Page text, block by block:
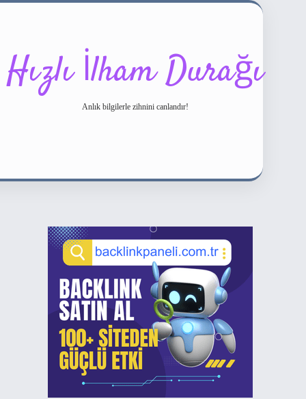
Hızlı İlham Durağı
Anlık bilgilerle zihnini canlandır!